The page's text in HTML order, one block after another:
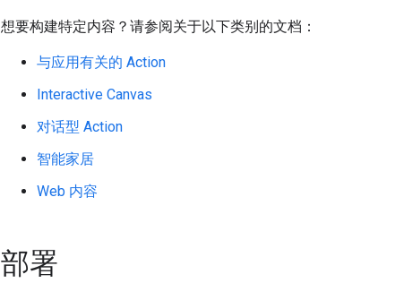
想要构建特定内容？请参阅关于以下类别的文档：
与应用有关的 Action
Interactive Canvas
对话型 Action
智能家居
Web 内容
部署